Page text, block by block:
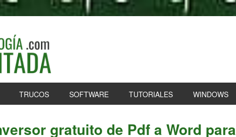
TRUCOS SOFTWARE TUTORIALES WINDOWS
gratuito de Pdf a Word para